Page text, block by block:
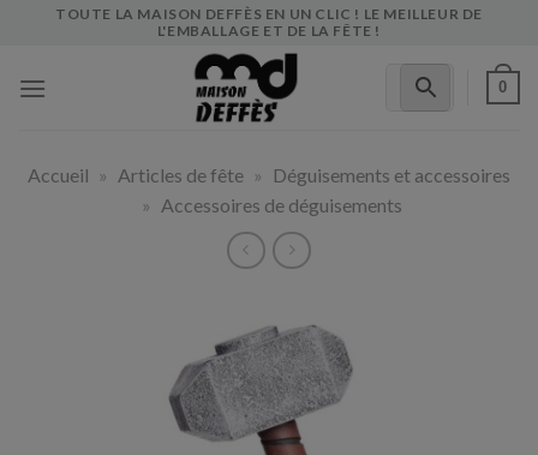
TOUTE LA MAISON DEFFÈS EN UN CLIC ! LE MEILLEUR DE
L'EMBALLAGE ET DE LA FÊTE !
0
Accueil » Articles de fête »
Déguisements et accessoires
» Accessoires de déguisements